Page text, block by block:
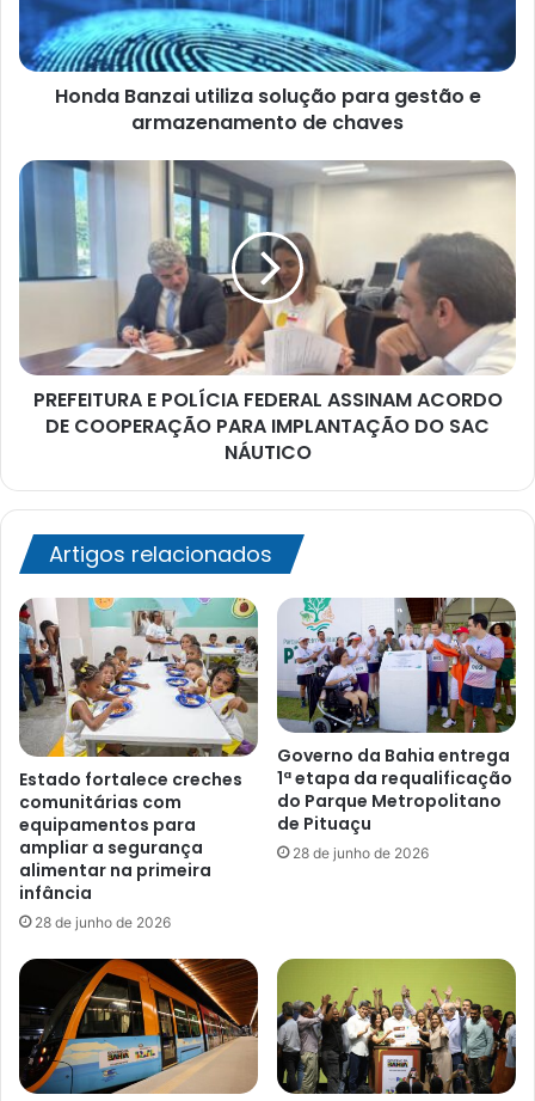
e
armazenamento
de
chavesHonda Banzai utiliza solução para gestão e
armazenamento de chaves
PREFEITURA
POLÍCIA
FEDERAL
ASSINAM
COOPERAÇÃO
PARA
IMPLANTAÇÃO
PREFEITURA E POLÍCIA FEDERAL ASSINAM ACORDO
DE COOPERAÇÃO PARA IMPLANTAÇÃO DO SAC
NÁUTICO
Artigos relacionados
Estado fortalece creches
comunitárias com
equipamentos para
ampliar a segurança
alimentar na primeira
infância
28 de junho de 2026
Governo da Bahia entrega
1ª etapa da requalificação
do Parque Metropolitano
de Pituaçu
28 de junho de 2026